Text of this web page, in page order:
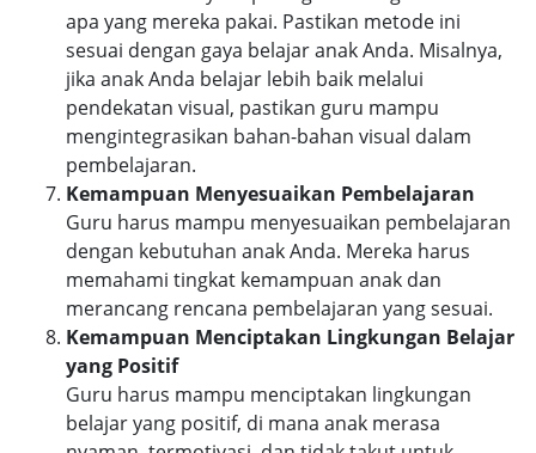
apa yang mereka pakai. Pastikan metode ini
sesuai dengan gaya belajar anak Anda. Misalnya,
jika anak Anda belajar lebih baik melalui
pendekatan visual, pastikan guru mampu
mengintegrasikan bahan-bahan visual dalam
pembelajaran.
Kemampuan Menyesuaikan Pembelajaran
Guru harus mampu menyesuaikan pembelajaran
dengan kebutuhan anak Anda. Mereka harus
memahami tingkat kemampuan anak dan
merancang rencana pembelajaran yang sesuai.
Kemampuan Menciptakan Lingkungan Belajar
yang Positif
Guru harus mampu menciptakan lingkungan
belajar yang positif, di mana anak merasa